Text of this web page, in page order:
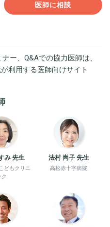
医師に相談
ー、Q&Aでの協力医師は、
が利用する医師向けサイト
み 先生
どもクリニ
ク
法村 尚子 先生
高松赤十字病院